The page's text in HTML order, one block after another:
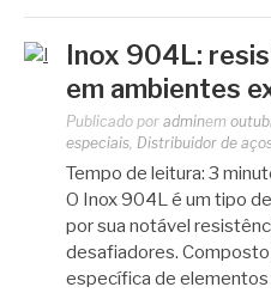
Inox 904L:
em ambientes
Publicado por adminem
especiais, Distribuidor de
Tempo de leitura: 3
O Inox 904L é um tipo
por sua notável
desafiadores.
específica de